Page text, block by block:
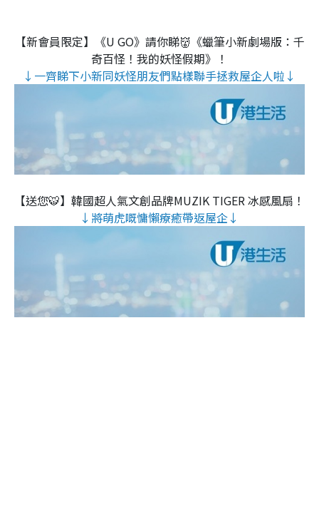
【新會員限定】《U GO》請你睇👹《蠟筆小新劇場版：千
奇百怪！我的妖怪假期》！
↓一齊睇下小新同妖怪朋友們點樣聯手拯救屋企人啦↓
【送您🐯】韓國超人氣文創品牌MUZIK TIGER 冰感風扇！
↓將萌虎嘅慵懶療癒帶返屋企↓